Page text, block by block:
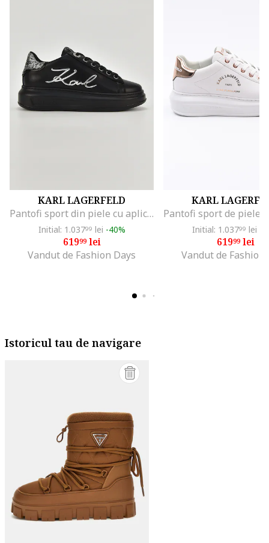
KARL LAGERFELD
Pantofi sport din piele cu aplicatie logo metalica, Negru/Argintiu
Initial: 1.03799 lei -40%
61999lei
Vandut de Fashion Days
KARL
Initial: 1.03799 lei
61999lei
Vandut de Fashion
Istoricul tau de navigare